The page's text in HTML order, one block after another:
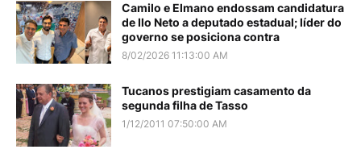
Camilo e Elmano endossam candidatura
de Ilo Neto a deputado estadual; líder do
governo se posiciona contra
8/02/2026 11:13:00 AM
Tucanos prestigiam casamento da
segunda filha de Tasso
1/12/2011 07:50:00 AM